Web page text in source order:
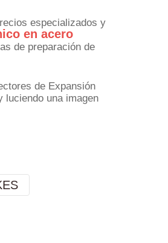
especializados y
en acero
de preparación de
de Expansión
luciendo una imagen